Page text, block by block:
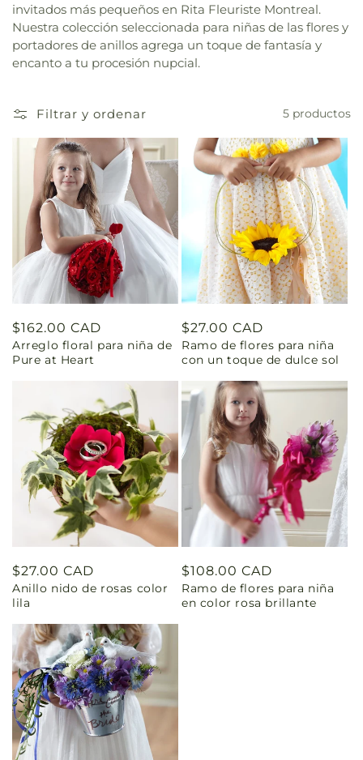
invitados más pequeños en Rita Fleuriste Montreal.
Nuestra colección seleccionada para niñas de las flores y
portadores de anillos agrega un toque de fantasía y
encanto a tu procesión nupcial.
Filtrar y ordenar 5 productos
Precio
habitual
$162.00 CAD
Arreglo floral para niña de
Pure at Heart
Precio
habitual
$27.00 CAD
Ramo de flores para niña
con un toque de dulce sol
Precio
habitual
$27.00 CAD
Anillo nido de rosas color
lila
Precio
habitual
$108.00 CAD
Ramo de flores para niña
en color rosa brillante